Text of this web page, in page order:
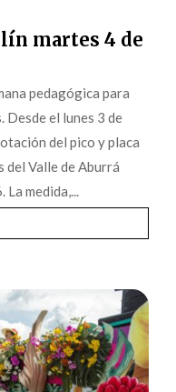
martes 4 de
pedagógica para
el lunes 3 de
del pico y placa
del Valle de Aburrá
medida,...